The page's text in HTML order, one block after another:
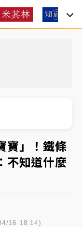
拄拐杖現身／周玉
桃園 公開上任首
寶」！鐵條
不知道什麼
16 18:14)